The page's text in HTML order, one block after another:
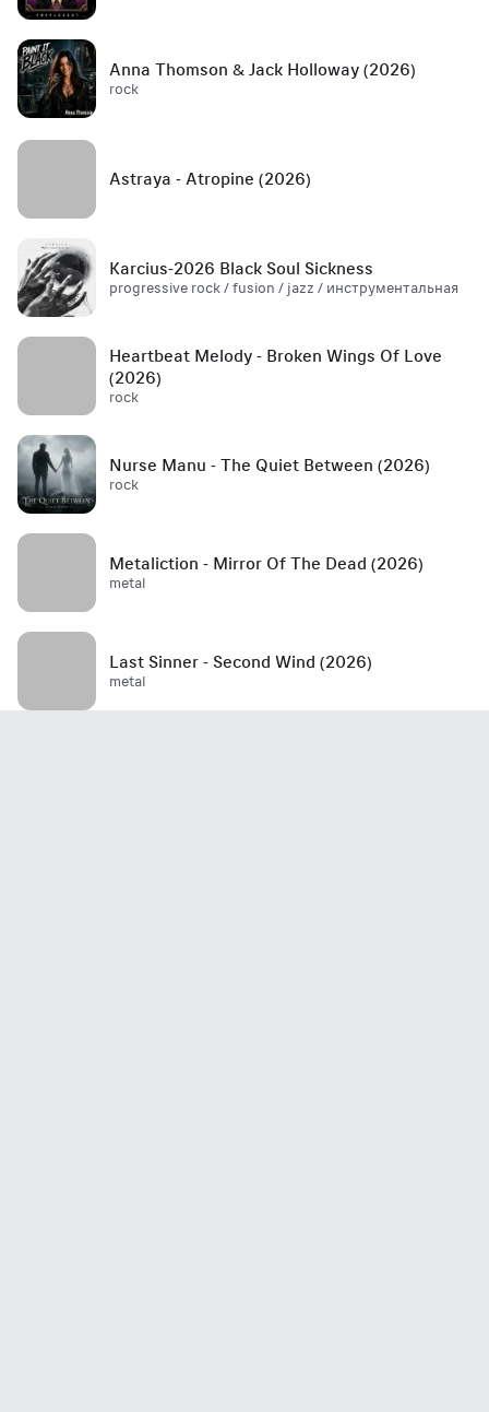
Anna Thomson & Jack Holloway (2026)
rock
Astraya - Atropine (2026)
Karcius-2026 Black Soul Sickness
progressive rock / fusion / jazz / инструментальная
Heartbeat Melody - Broken Wings Of Love
(2026)
rock
Nurse Manu - The Quiet Between (2026)
rock
Metaliction - Mirror Of The Dead (2026)
metal
Last Sinner - Second Wind (2026)
metal